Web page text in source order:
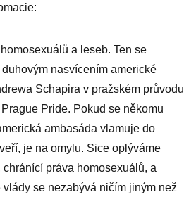
a leseb. Ten se
nasvícením americké
Schapira v pražském průvodu
Pride. Pokud se někomu
ambasáda vlamuje do
je na omylu. Sice oplýváme
práva homosexuálů, a
se nezabývá ničím jiným než